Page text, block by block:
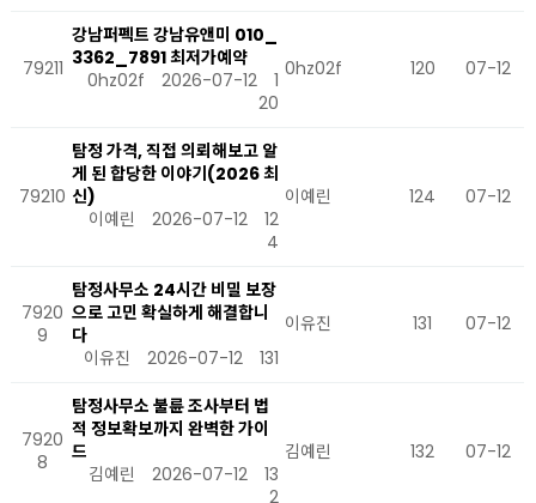
79211
강남퍼펙트 강남유앤미 010_
3362_7891 최저가예약
0hz02f
2026-07-12
1
20
0hz02f 120 07-12
79210
탐정 가격, 직접 의뢰해보고 알
게 된 합당한 이야기(2026 최
신)
이예린
2026-07-12
12
4
이예린 124 07-12
7920
9
탐정사무소 24시간 비밀 보장
으로 고민 확실하게 해결합니
다
이유진
2026-07-12 131
이유진 131 07-12
7920
8
탐정사무소 불륜 조사부터 법
적 정보확보까지 완벽한 가이
드
김예린
2026-07-12
13
2
김예린 132 07-12